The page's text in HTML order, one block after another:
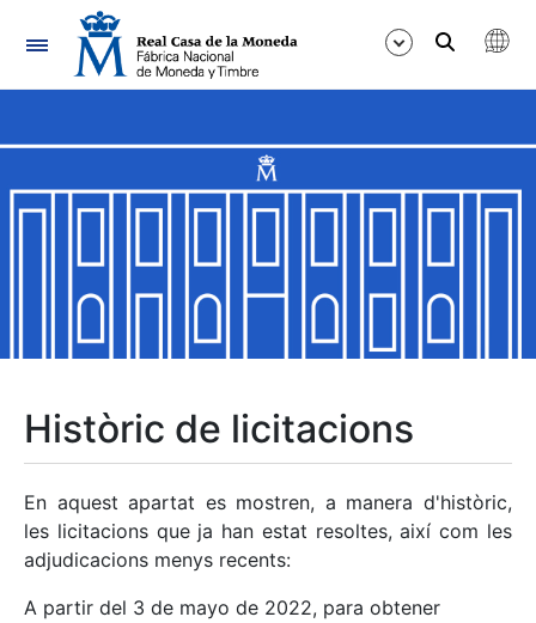
Navegació
Mostra/Amaga
Mostra/Amaga
Mostra/Amaga
Mostra/Amaga
Històric de licitacions
En aquest apartat es mostren, a manera d'històric,
les licitacions que ja han estat resoltes, així com les
adjudicacions menys recents:
A partir del 3 de mayo de 2022, para obtener